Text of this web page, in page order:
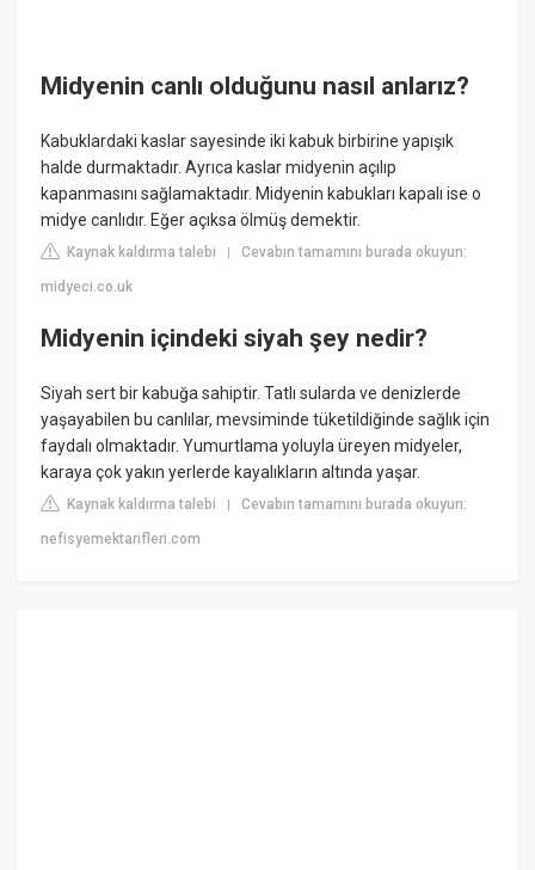
Midyenin canlı olduğunu nasıl anlarız?
Kabuklardaki kaslar sayesinde iki kabuk birbirine yapışık
halde durmaktadır. Ayrıca kaslar midyenin açılıp
kapanmasını sağlamaktadır. Midyenin kabukları kapalı ise o
midye canlıdır. Eğer açıksa ölmüş demektir.
Kaynak kaldırma talebi |Cevabın tamamını burada okuyun:
midyeci.co.uk
Midyenin içindeki siyah şey nedir?
Siyah sert bir kabuğa sahiptir. Tatlı sularda ve denizlerde
yaşayabilen bu canlılar, mevsiminde tüketildiğinde sağlık için
faydalı olmaktadır. Yumurtlama yoluyla üreyen midyeler,
karaya çok yakın yerlerde kayalıkların altında yaşar.
Kaynak kaldırma talebi |Cevabın tamamını burada okuyun:
nefisyemektarifleri.com